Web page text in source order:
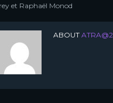
et Raphaël Monod
ABOUT